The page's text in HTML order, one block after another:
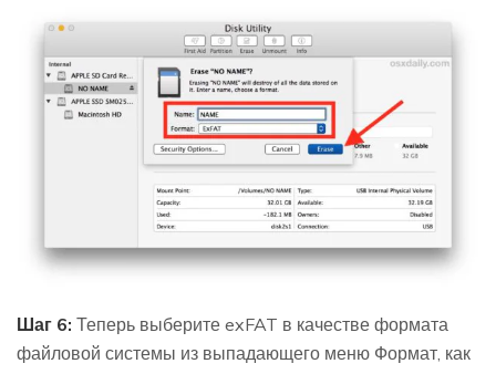
Шаг 6: Теперь выберите exFAT в качестве формата
файловой системы из выпадающего меню Формат, как